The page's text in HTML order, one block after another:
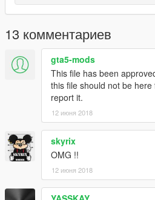
13 комментариев
gta5-mods
This file has been
this file should not be
report it.
12 июня 2018
skyrix
OMG !!
12 июня 2018